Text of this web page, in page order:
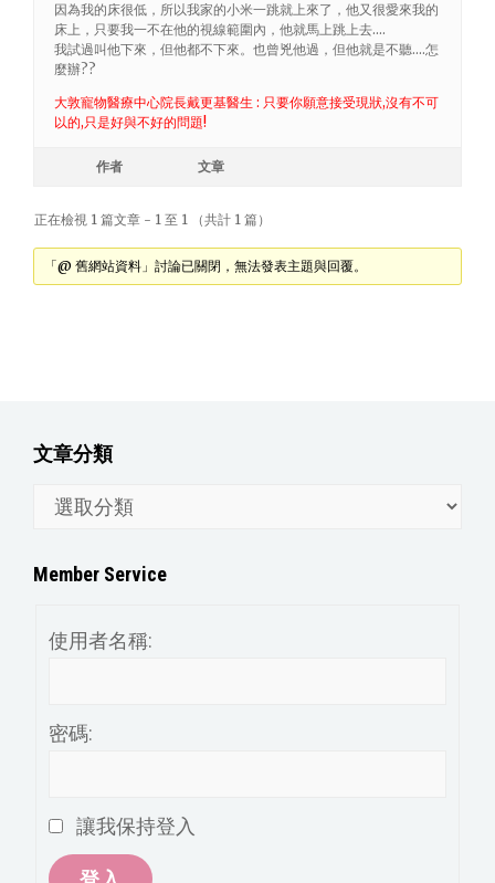
因為我的床很低，所以我家的小米一跳就上來了，他又很愛來我的
床上，只要我一不在他的視線範圍內，他就馬上跳上去….
我試過叫他下來，但他都不下來。也曾兇他過，但他就是不聽….怎
麼辦??
大敦寵物醫療中心院長戴更基醫生 : 只要你願意接受現狀,沒有不可
以的,只是好與不好的問題!
作者 文章
正在檢視 1 篇文章 - 1 至 1 （共計 1 篇）
「@ 舊網站資料」討論已關閉，無法發表主題與回覆。
文章分類
分
Member Service
使用者名稱:
密碼:
讓我保持登入